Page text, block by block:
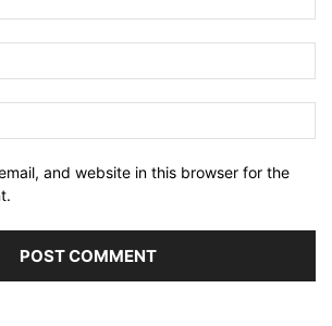
and website in this browser for the